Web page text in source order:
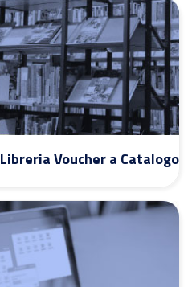
Libreria Voucher a Catalogo